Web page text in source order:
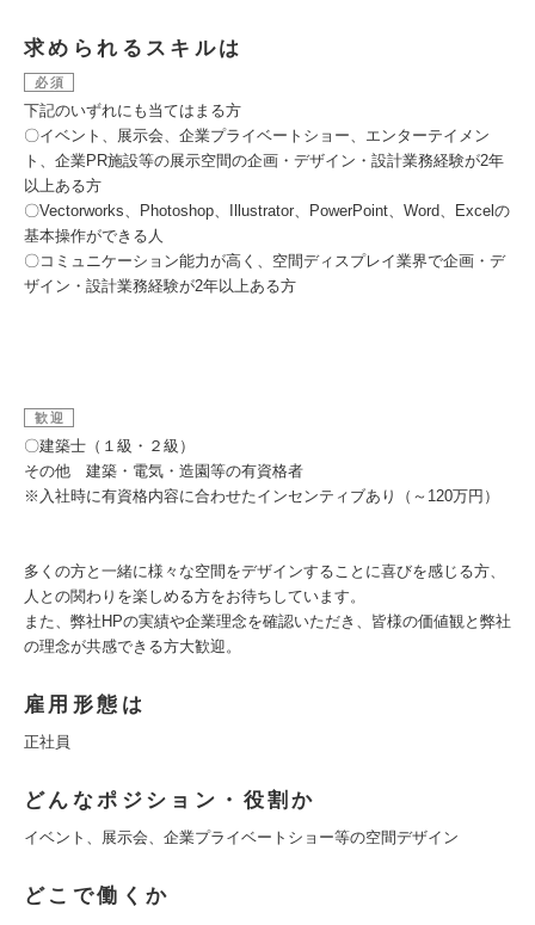
求められるスキルは
必須
下記のいずれにも当てはまる方
〇イベント、展示会、企業プライベートショー、エンターテイメン
ト、企業PR施設等の展示空間の企画・デザイン・設計業務経験が2年
以上ある方
〇Vectorworks、Photoshop、Illustrator、PowerPoint、Word、Excelの
基本操作ができる人
〇コミュニケーション能力が高く、空間ディスプレイ業界で企画・デ
ザイン・設計業務経験が2年以上ある方
歓迎
〇建築士（１級・２級）
その他 建築・電気・造園等の有資格者
※入社時に有資格内容に合わせたインセンティブあり（～120万円）
多くの方と一緒に様々な空間をデザインすることに喜びを感じる方、
人との関わりを楽しめる方をお待ちしています。
また、弊社HPの実績や企業理念を確認いただき、皆様の価値観と弊社
の理念が共感できる方大歓迎。
雇用形態は
正社員
どんなポジション・役割か
イベント、展示会、企業プライベートショー等の空間デザイン
どこで働くか